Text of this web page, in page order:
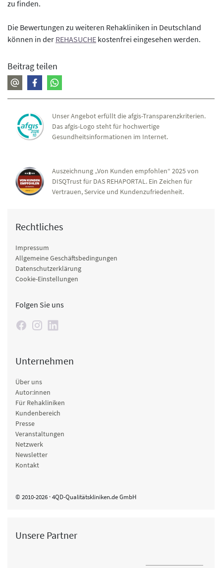
zu finden.
Die Bewertungen zu weiteren Rehakliniken in Deutschland
können in der REHASUCHE kostenfrei eingesehen werden.
Beitrag teilen
Unser Angebot erfüllt die afgis-Transparenzkriterien.
Das afgis-Logo steht für hochwertige
Gesundheitsinformationen im Internet.
Auszeichnung „Von Kunden empfohlen“ 2025 von
DISQTrust für DAS REHAPORTAL. Ein Zeichen für
Vertrauen, Service und Kundenzufriedenheit.
Rechtliches
Impressum
Allgemeine Geschäftsbedingungen
Datenschutzerklärung
Cookie-Einstellungen
Folgen Sie uns
Unternehmen
Über uns
Autor:innen
Für Rehakliniken
Kundenbereich
Presse
Veranstaltungen
Netzwerk
Newsletter
Kontakt
© 2010-2026 · 4QD-Qualitätskliniken.de GmbH
Unsere Partner